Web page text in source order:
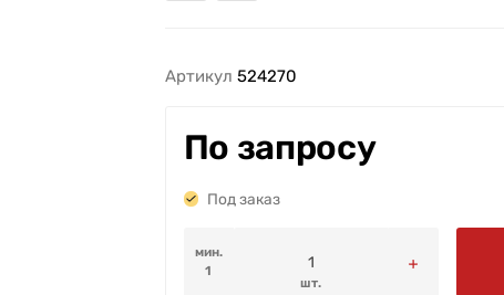
Артикул 524270
По запросу
Под заказ
мин.
1
шт.